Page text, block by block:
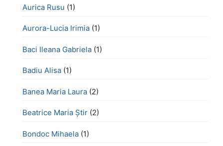
Aurica Rusu (1)
Aurora-Lucia Irimia (1)
Baci Ileana Gabriela (1)
Badiu Alisa (1)
Banea Maria Laura (2)
Beatrice Maria Știr (2)
Bondoc Mihaela (1)